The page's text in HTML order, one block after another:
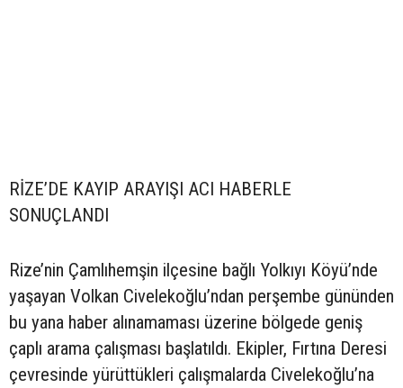
RİZE’DE KAYIP ARAYIŞI ACI HABERLE
SONUÇLANDI
Rize’nin Çamlıhemşin ilçesine bağlı Yolkıyı Köyü’nde
yaşayan Volkan Civelekoğlu’ndan perşembe gününden
bu yana haber alınamaması üzerine bölgede geniş
çaplı arama çalışması başlatıldı. Ekipler, Fırtına Deresi
çevresinde yürüttükleri çalışmalarda Civelekoğlu’na